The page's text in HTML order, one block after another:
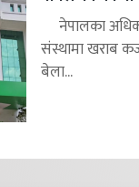
नेपालका
संस्थामा खराब
बेला...